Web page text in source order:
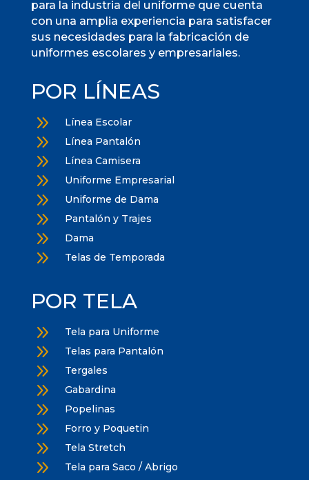
para la industria del uniforme que cuenta
con una amplia experiencia para satisfacer
sus necesidades para la fabricación de
uniformes escolares y empresariales.
POR LÍNEAS
9 Línea Escolar
9 Línea Pantalón
9 Línea Camisera
9 Uniforme Empresarial
9 Uniforme de Dama
9 Pantalón y Trajes
9 Dama
9 Telas de Temporada
POR TELA
9 Tela para Uniforme
9 Telas para Pantalón
9 Tergales
9 Gabardina
9 Popelinas
9 Forro y Poquetin
9 Tela Stretch
9 Tela para Saco / Abrigo